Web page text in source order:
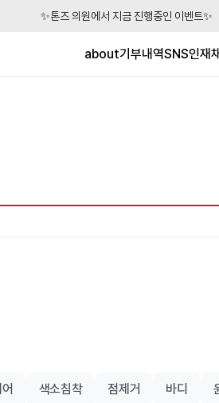
✨톤즈 의원에서 지금 진행중인 이벤트✨
about기부내역SNS인재
색소침착 점제거 바디